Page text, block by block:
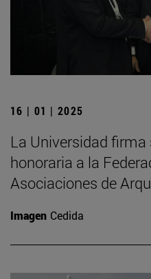
16 | 01 | 2025
La Universidad
honoraria a la
Asociaciones de
Imagen Cedida